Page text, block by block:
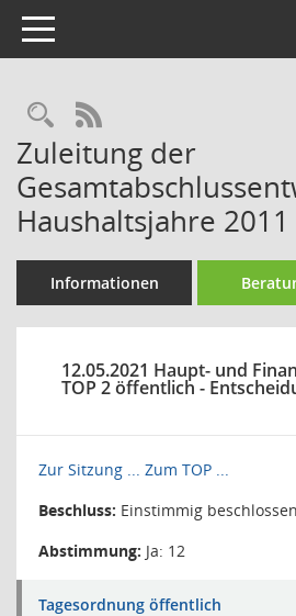
Toggle navigation
Rechercheauswahl
RSS-Feed
Zuleitung der
Haushaltsjahre
Informationen
12.05.2021 Haupt- und
TOP 2 öffentlich -
Zur Sitzung ... Zum TOP ...
Beschluss: Einstimmig beschlossen
Abstimmung: Ja: 12
Tagesordnung öffentlich